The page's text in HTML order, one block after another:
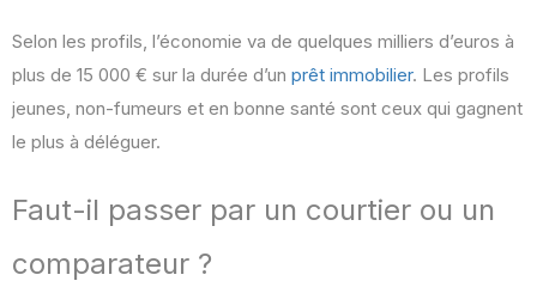
Selon les profils, l’économie va de quelques milliers d’euros à
plus de 15 000 € sur la durée d’un prêt immobilier. Les profils
jeunes, non-fumeurs et en bonne santé sont ceux qui gagnent
le plus à déléguer.
Faut-il passer par un courtier ou un
comparateur ?